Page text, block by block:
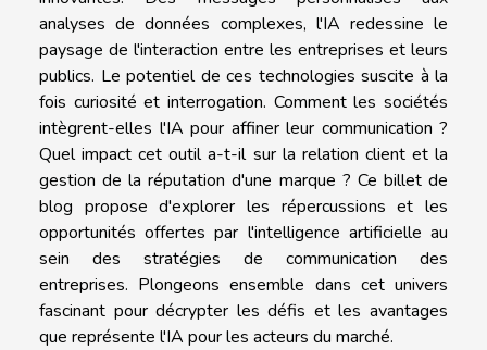
analyses de données complexes, l'IA redessine le
paysage de l'interaction entre les entreprises et leurs
publics. Le potentiel de ces technologies suscite à la
fois curiosité et interrogation. Comment les sociétés
intègrent-elles l'IA pour affiner leur communication ?
Quel impact cet outil a-t-il sur la relation client et la
gestion de la réputation d'une marque ? Ce billet de
blog propose d'explorer les répercussions et les
opportunités offertes par l'intelligence artificielle au
sein des stratégies de communication des
entreprises. Plongeons ensemble dans cet univers
fascinant pour décrypter les défis et les avantages
que représente l'IA pour les acteurs du marché.